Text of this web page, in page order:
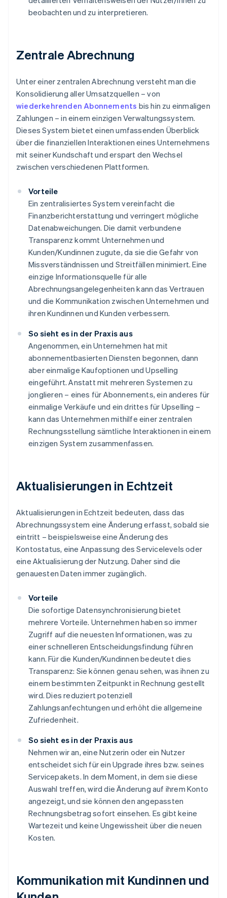
beobachten und zu interpretieren.
Zentrale Abrechnung
Unter einer zentralen Abrechnung versteht man die
Konsolidierung aller Umsatzquellen – von
wiederkehrenden Abonnements bis hin zu einmaligen
Zahlungen – in einem einzigen Verwaltungssystem.
Dieses System bietet einen umfassenden Überblick
über die finanziellen Interaktionen eines Unternehmens
mit seiner Kundschaft und erspart den Wechsel
zwischen verschiedenen Plattformen.
Vorteile
Ein zentralisiertes System vereinfacht die
Finanzberichterstattung und verringert mögliche
Datenabweichungen. Die damit verbundene
Transparenz kommt Unternehmen und
Kunden/Kundinnen zugute, da sie die Gefahr von
Missverständnissen und Streitfällen minimiert. Eine
einzige Informationsquelle für alle
Abrechnungsangelegenheiten kann das Vertrauen
und die Kommunikation zwischen Unternehmen und
ihren Kundinnen und Kunden verbessern.
So sieht es in der Praxis aus
Angenommen, ein Unternehmen hat mit
abonnementbasierten Diensten begonnen, dann
aber einmalige Kaufoptionen und Upselling
eingeführt. Anstatt mit mehreren Systemen zu
jonglieren – eines für Abonnements, ein anderes für
einmalige Verkäufe und ein drittes für Upselling –
kann das Unternehmen mithilfe einer zentralen
Rechnungsstellung sämtliche Interaktionen in einem
einzigen System zusammenfassen.
Aktualisierungen in Echtzeit
Aktualisierungen in Echtzeit bedeuten, dass das
Abrechnungssystem eine Änderung erfasst, sobald sie
eintritt – beispielsweise eine Änderung des
Kontostatus, eine Anpassung des Servicelevels oder
eine Aktualisierung der Nutzung. Daher sind die
genauesten Daten immer zugänglich.
Vorteile
Die sofortige Datensynchronisierung bietet
mehrere Vorteile. Unternehmen haben so immer
Zugriff auf die neuesten Informationen, was zu
einer schnelleren Entscheidungsfindung führen
kann. Für die Kunden/Kundinnen bedeutet dies
Transparenz: Sie können genau sehen, was ihnen zu
einem bestimmten Zeitpunkt in Rechnung gestellt
wird. Dies reduziert potenziell
Zahlungsanfechtungen und erhöht die allgemeine
Zufriedenheit.
So sieht es in der Praxis aus
Nehmen wir an, eine Nutzerin oder ein Nutzer
entscheidet sich für ein Upgrade ihres bzw. seines
Servicepakets. In dem Moment, in dem sie diese
Auswahl treffen, wird die Änderung auf ihrem Konto
angezeigt, und sie können den angepassten
Rechnungsbetrag sofort einsehen. Es gibt keine
Wartezeit und keine Ungewissheit über die neuen
Kosten.
Kommunikation mit Kundinnen und